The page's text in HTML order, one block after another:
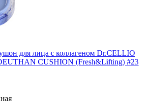
для лица с коллагеном Dr.CELLIO
CUSHION (Fresh&Lifting) #23